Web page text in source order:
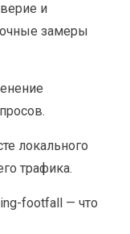
и
замеры
локального
трафика.
footfall — что